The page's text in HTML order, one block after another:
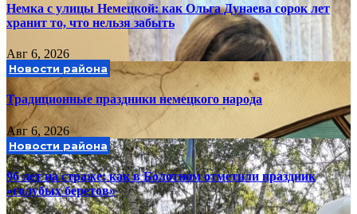
Немка с улицы Немецкой: как Ольга Дунаева сорок лет
хранит то, что нельзя забыть
Авг 6, 2026
Новости района
Традиционные праздники немецкого народа
Авг 6, 2026
Новости района
96 лет на страже: как в Болотном отметили праздник
«голубых беретов»